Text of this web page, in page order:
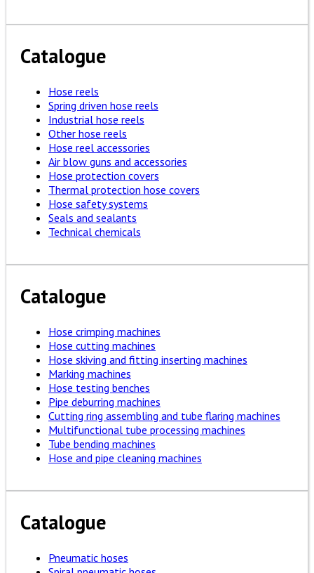
Catalogue
Hose reels
Spring driven hose reels
Industrial hose reels
Other hose reels
Hose reel accessories
Air blow guns and accessories
Hose protection covers
Thermal protection hose covers
Hose safety systems
Seals and sealants
Technical chemicals
Catalogue
Hose crimping machines
Hose cutting machines
Hose skiving and fitting inserting machines
Marking machines
Hose testing benches
Pipe deburring machines
Cutting ring assembling and tube flaring machines
Multifunctional tube processing machines
Tube bending machines
Hose and pipe cleaning machines
Catalogue
Pneumatic hoses